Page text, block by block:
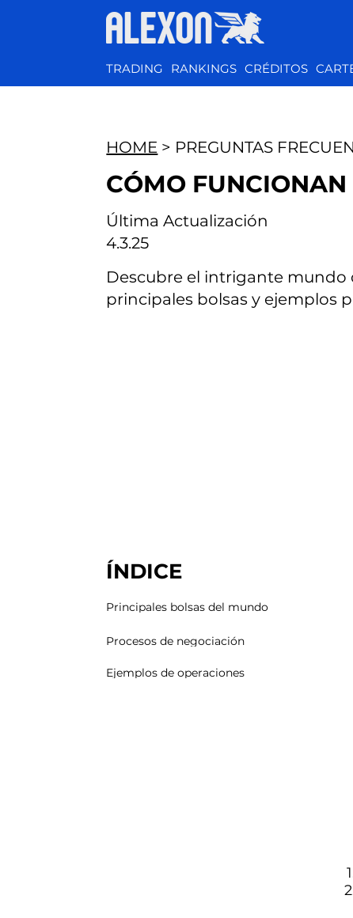
TRADING RANKINGS CRÉDITOS
ÍNDICE
Principales bolsas del mundo
Procesos de negociación
Ejemplos de operaciones
Última Actualización
4.3.25
HOME > PREGUNTAS
CÓMO
Descubre el intrigante mundo
principales bolsas y ejemplos